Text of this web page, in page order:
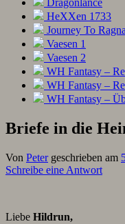
Dragonlance
HeXXen 1733
Journey To
Vaesen 1
Vaesen 2
WH Fantasy –
WH Fantasy –
WH Fantasy –
Briefe in die
Von Petergeschrieben am
Schreibe eine Antwort
Liebe Hildrun,